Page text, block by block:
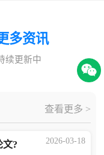
多资讯
续更新中
查看更多 >
2026-03-18
文?